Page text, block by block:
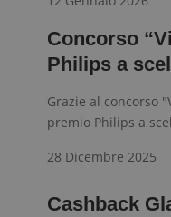
Concorso
Philips a
Grazie al concorso
premio Philips a
28 Dicembre 2025
Cashback